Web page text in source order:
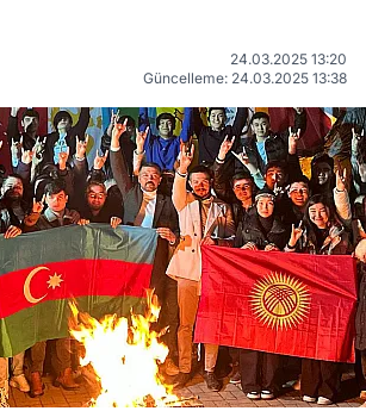
24.03.2025 13:20
Güncelleme: 24.03.2025 13:38